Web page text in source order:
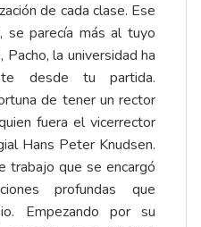
de cada clase. Ese
se parecía más al tuyo
la universidad ha
desde tu partida.
de tener un rector
fuera el vicerrector
Hans Peter Knudsen.
trabajo que se encargó
profundas que
Empezando por su